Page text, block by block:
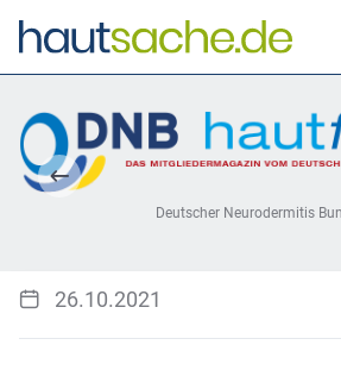
Deutscher Neurodermitis
26.10.2021